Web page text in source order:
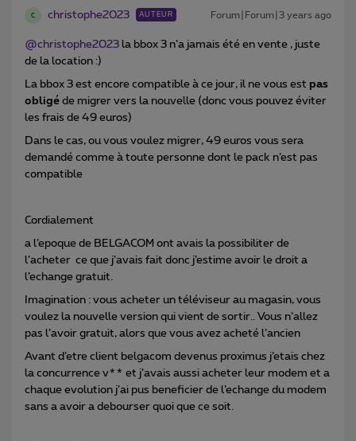
C christophe2023 AUTEUR Forum|Forum|3 years ago
@christophe2023 la bbox 3 n’a jamais été en vente , juste
de la location :)
La bbox 3 est encore compatible à ce jour, il ne vous est pas
obligé de migrer vers la nouvelle (donc vous pouvez éviter
les frais de 49 euros)
Dans le cas, ou vous voulez migrer, 49 euros vous sera
demandé comme à toute personne dont le pack n’est pas
compatible
Cordialement
a l’epoque de BELGACOM ont avais la possibiliter de
l’acheter ce que j’avais fait donc j’estime avoir le droit a
l’echange gratuit.
Imagination : vous acheter un téléviseur au magasin, vous
voulez la nouvelle version qui vient de sortir.. Vous n’allez
pas l’avoir gratuit, alors que vous avez acheté l’ancien
Avant d’etre client belgacom devenus proximus j’etais chez
la concurrence v** et j’avais aussi acheter leur modem et a
chaque evolution j’ai pus beneficier de l’echange du modem
sans a avoir a debourser quoi que ce soit.